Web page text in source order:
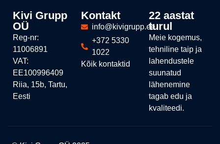
Kivi Grupp
OÜ
Reg-nr:
11006891
VAT:
EE100996409
Riia, 15b, Tartu,
Eesti
Kontakt
info@kivigrupp.ee
+372 5330
1022
Kõik kontaktid
22 aastat
turul
Meie kogemus,
tehniline taip ja
lahendustele
suunatud
lähenemine
tagab edu ja
kvaliteedi.